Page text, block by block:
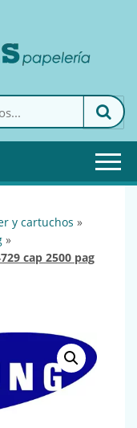
es tu papelería
de confianza. Podrás
todo lo necesario
y cartuchos »
»